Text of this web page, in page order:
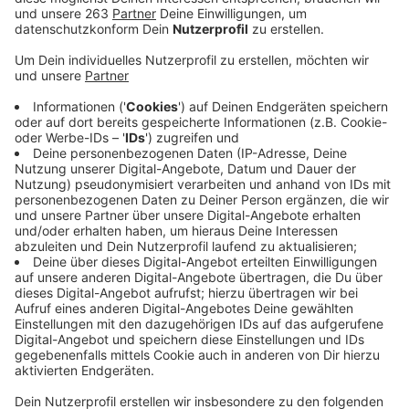
Machbarkeitsstudie vorgelegt, über die im
November und Dezember dann beraten werden
soll.
Anzeige
Zum einen könnte die Hufeisenbrücke über der HTS
zukünftig nur noch für Busse, Fußgänger und Radfahrer
zugänglich sein. Dafür könnte sie für rund 22 Millionen
Euro neugebaut werden. Daneben schlägt die
Verwaltung auch vor, den ZOB in Zukunft für Autos zu
sperren und nur noch Taxen und Busse auf den Platz
zu lassen. Die Hindenburgstraße wäre dann nur noch
bis zur Einmündung der Fürst-Johann-Moritz-Straße